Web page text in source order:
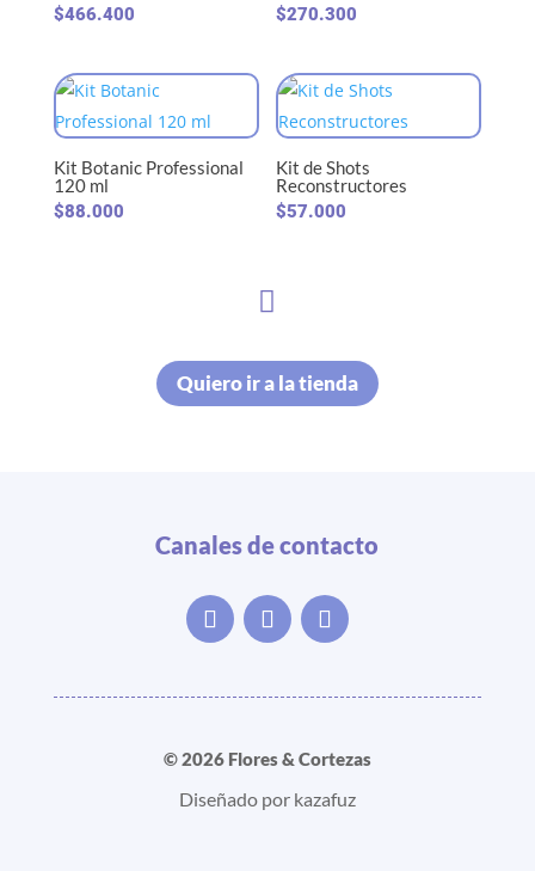
$466.400
$270.300
Kit Botanic Professional
120 ml
$88.000
Kit de Shots
Reconstructores
$57.000

Quiero ir a la tienda
Canales de contacto
© 2026 Flores & Cortezas
Diseñado por kazafuz